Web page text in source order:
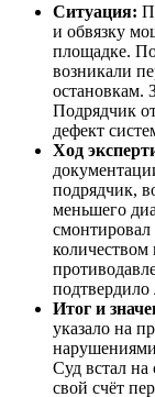
Ситуация:
и обвязку
площадке.
возникали
остановкам.
Подрядчик
дефект
Ход
подрядчик,
меньшего
подтвердило
Итог и
указало на
Суд встал на
свой счёт